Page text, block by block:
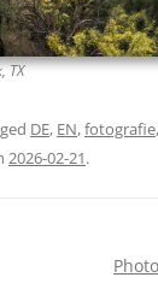
TX
DE, EN,fotografie,
2026-02-21.